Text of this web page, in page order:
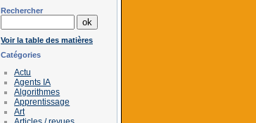
Rechercher
Voir la table des matières
Catégories
Actu
Agents IA
Algorithmes
Apprentissage
Art